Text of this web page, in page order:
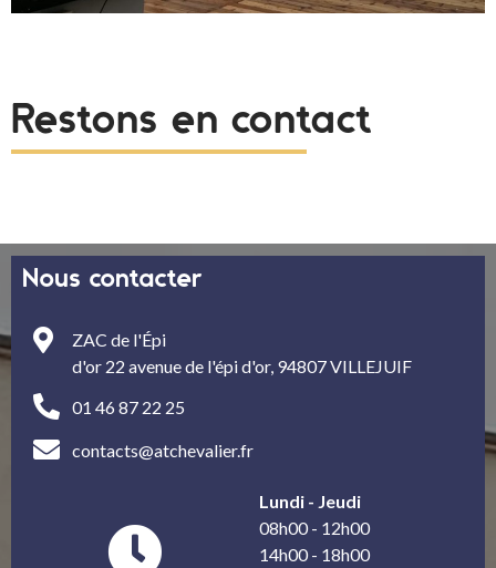
Restons en contact
Nous contacter
ZAC de l'Épi
d'or 22 avenue de l'épi d'or, 94807 VILLEJUIF
01 46 87 22 25
contacts@atchevalier.fr
Lundi - Jeudi
08h00 - 12h00
14h00 - 18h00